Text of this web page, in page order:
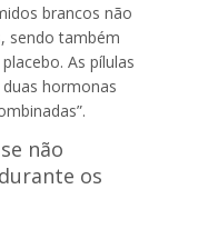
brancos não
sendo também
As pílulas
hormonas
não
os